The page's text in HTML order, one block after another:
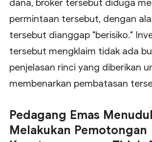
dana, broker tersebut diduga
permintaan tersebut, dengan
tersebut dianggap "berisiko."
tersebut mengklaim tidak ada
penjelasan rinci yang diberikan
membenarkan pembatasan
Pedagang Emas
Melakukan Pemotongan